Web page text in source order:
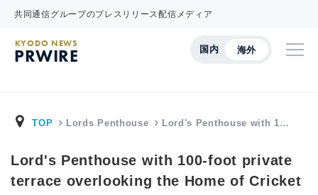
共同通信グループのプレスリリース配信メディア
国内 海外
KYODO NEWS
PRWIRE
TOP Lords Penthouse Lord's Penthouse with 1…
Lord's Penthouse with 100-foot private
terrace overlooking the Home of Cricket